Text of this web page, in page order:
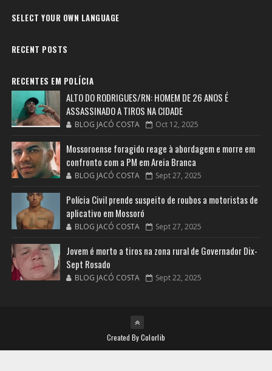
SELECT YOUR OWN LANGUAGE
RECENT POSTS
RECENTES EM POLÍCIA
ALTO DO RODRIGUES/RN: HOMEM DE 26 ANOS É
ASSASSINADO A TIROS NA CIDADE
BLOG JACÓ COSTA Oct 12, 2025
Mossoroense foragido reage à abordagem e morre em
confronto com a PM em Areia Branca
BLOG JACÓ COSTA Sept 27, 2025
Polícia Civil prende suspeito de roubos a motoristas de
aplicativo em Mossoró
BLOG JACÓ COSTA Sept 27, 2025
Jovem é morto a tiros na zona rural de Governador Dix-
Sept Rosado
BLOG JACÓ COSTA Sept 22, 2025
Created ByColorlib